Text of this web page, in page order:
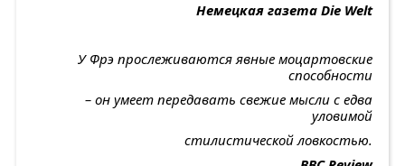
Немецкая газета Die Welt
У Фрэ прослеживаются явные моцартовские
способности
– он умеет передавать свежие мысли с едва
уловимой
стилистической ловкостью.